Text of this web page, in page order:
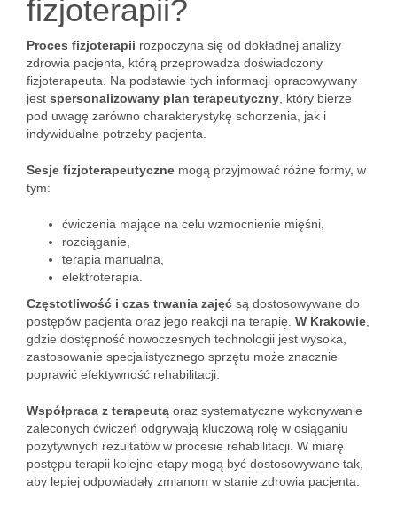
fizjoterapii?
Proces fizjoterapii rozpoczyna się od dokładnej analizy
zdrowia pacjenta, którą przeprowadza doświadczony
fizjoterapeuta. Na podstawie tych informacji opracowywany
jest spersonalizowany plan terapeutyczny , który bierze
pod uwagę zarówno charakterystykę schorzenia, jak i
indywidualne potrzeby pacjenta.
Sesje fizjoterapeutyczne mogą przyjmować różne formy, w
tym:
ćwiczenia mające na celu wzmocnienie mięśni,
rozciąganie,
terapia manualna,
elektroterapia.
Częstotliwość i czas trwania zajęć są dostosowywane do
postępów pacjenta oraz jego reakcji na terapię. W Krakowie
gdzie dostępność nowoczesnych technologii jest wysoka,
zastosowanie specjalistycznego sprzętu może znacznie
poprawić efektywność rehabilitacji.
Współpraca z terapeutą oraz systematyczne wykonywanie
zaleconych ćwiczeń odgrywają kluczową rolę w osiąganiu
pozytywnych rezultatów w procesie rehabilitacji. W miarę
postępu terapii kolejne etapy mogą być dostosowywane tak,
aby lepiej odpowiadały zmianom w stanie zdrowia pacjenta.